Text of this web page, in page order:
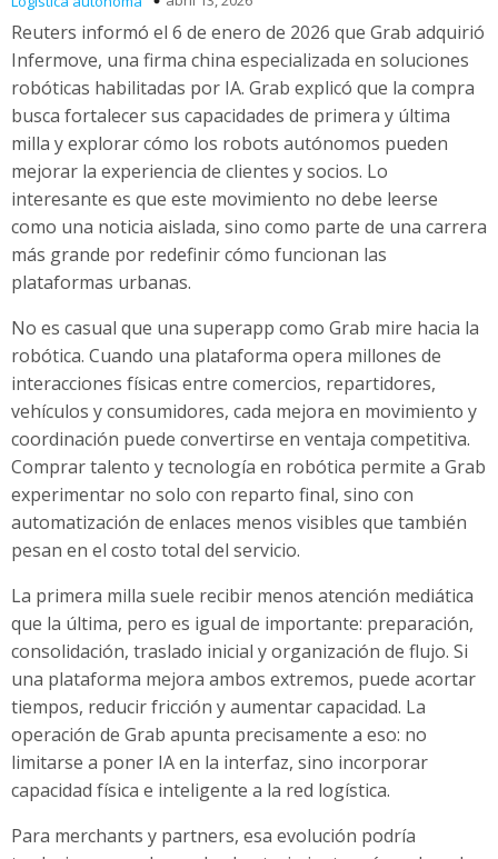
Reuters informó el 6 de enero de 2026 que Grab adquirió
Infermove, una firma china especializada en soluciones
robóticas habilitadas por IA. Grab explicó que la compra
busca fortalecer sus capacidades de primera y última
milla y explorar cómo los robots autónomos pueden
mejorar la experiencia de clientes y socios. Lo
interesante es que este movimiento no debe leerse
como una noticia aislada, sino como parte de una carrera
más grande por redefinir cómo funcionan las
plataformas urbanas.
No es casual que una superapp como Grab mire hacia la
robótica. Cuando una plataforma opera millones de
interacciones físicas entre comercios, repartidores,
vehículos y consumidores, cada mejora en movimiento y
coordinación puede convertirse en ventaja competitiva.
Comprar talento y tecnología en robótica permite a Grab
experimentar no solo con reparto final, sino con
automatización de enlaces menos visibles que también
pesan en el costo total del servicio.
La primera milla suele recibir menos atención mediática
que la última, pero es igual de importante: preparación,
consolidación, traslado inicial y organización de flujo. Si
una plataforma mejora ambos extremos, puede acortar
tiempos, reducir fricción y aumentar capacidad. La
operación de Grab apunta precisamente a eso: no
limitarse a poner IA en la interfaz, sino incorporar
capacidad física e inteligente a la red logística.
Para merchants y partners, esa evolución podría